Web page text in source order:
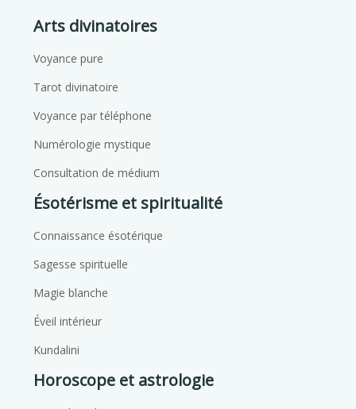
Arts divinatoires
Voyance pure
Tarot divinatoire
Voyance par téléphone
Numérologie mystique
Consultation de médium
Ésotérisme et spiritualité
Connaissance ésotérique
Sagesse spirituelle
Magie blanche
Éveil intérieur
Kundalini
Horoscope et astrologie